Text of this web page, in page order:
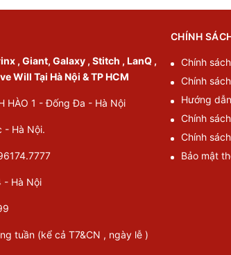
, Giant, Galaxy , Stitch , LanQ ,
Will Tại Hà Nội & TP HCM
HÀO 1 - Đống Đa - Hà Nội
- Hà Nội.
- Hà Nội
tuần (kể cả T7&CN , ngày lễ )
CHÍNH
Chính
Chính
Hướng
Chính
Chính
Bảo mật